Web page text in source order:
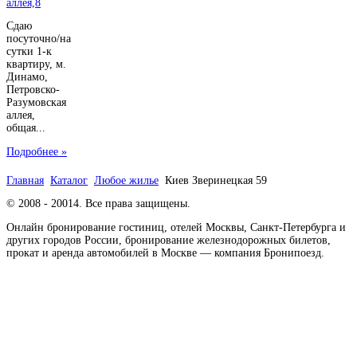
Сдаю
посуточно/на
сутки 1-к
квартиру, м.
Динамо,
Петровско-
Разумовская
аллея,
общая...
Подробнее »
Главная Каталог Любое жилье Киев Зверинецкая 59
© 2008 - 20014. Все права защищены.
Онлайн бронирование гостиниц, отелей Москвы, Санкт-Петербурга и
других городов России, бронирование железнодорожных билетов,
прокат и аренда автомобилей в Москве — компания Бронипоезд.